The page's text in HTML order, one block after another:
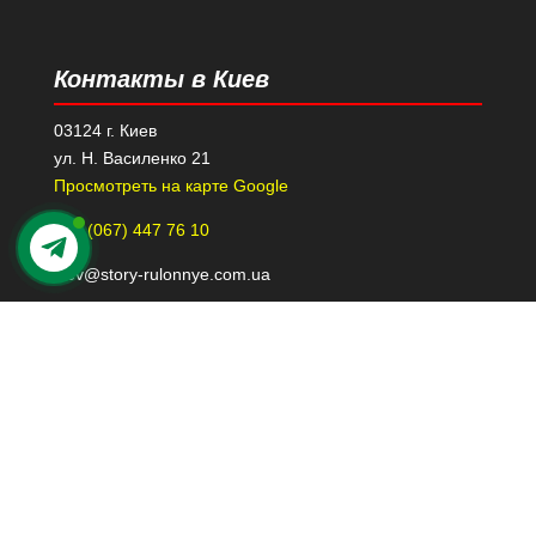
Контакты в Киев
03124 г. Киев
ул. Н. Василенко 21
Просмотреть на карте Google
+38 (067) 447 76 10
kiev@story-rulonnye.com.ua